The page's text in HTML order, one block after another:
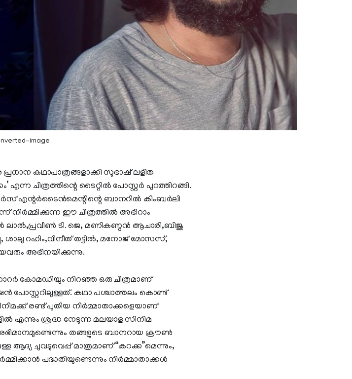
image
കഥാപാത്രങ്ങളാക്കി സുഭാഷ് ലളിത
ചിത്രത്തിന്റെ ടൈറ്റിൽ പോസ്റ്റർ പുറത്തിറങ്ങി.
എന്റർടൈൻമെന്റിന്റെ ബാനറിൽ കിംബർലി
നിർമ്മിക്കുന്ന ഈ ചിത്രത്തിൽ അഭിറാം
ലാൽ,പ്രവീൺ ടി. ജെ, മണികണ്ഠൻ ആചാരി,ബിജു
ശാലു റഹിം,വിനീത് തട്ടിൽ, മനോജ് മോസസ്,
അഭിനയിക്കുന്നു.
കോമഡിയും നിറഞ്ഞ ഒരു ചിത്രമാണ്
പോസ്റ്ററിലുള്ളത്. കഥാ പശ്ചാത്തലം കൊണ്ട്
രണ്ട് പുതിയ നിർമ്മാതാക്കളെയാണ്
എന്നും ശ്രദ്ധ നേടുന്ന മലയാള സിനിമ
തങ്ങളുടെ ബാനറായ ക്രൗൺ
ആദ്യ ചുവടുവെപ്പ് മാത്രമാണ് “കറക്ക”മെന്നും,
പദ്ധതിയുണ്ടെന്നും നിർമ്മാതാക്കൾ